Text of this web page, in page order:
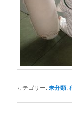
カテゴリー:未分類,